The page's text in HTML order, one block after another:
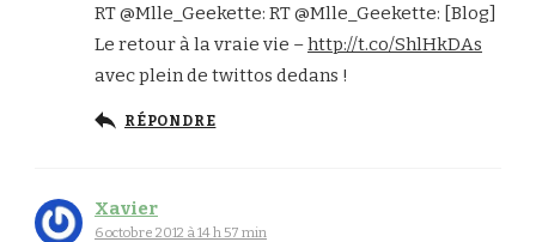
RT @Mlle_Geekette: RT @Mlle_Geekette: [Blog]
Le retour à la vraie vie –http://t.co/ShlHkDAs
avec plein de twittos dedans !
RÉPONDRE
Xavier
6 octobre 2012 à 14 h 57 min